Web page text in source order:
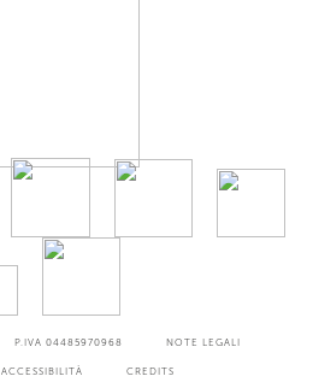
P.IVA 04485970968 NOTE LEGALI
ACCESSIBILITÀ CREDITS